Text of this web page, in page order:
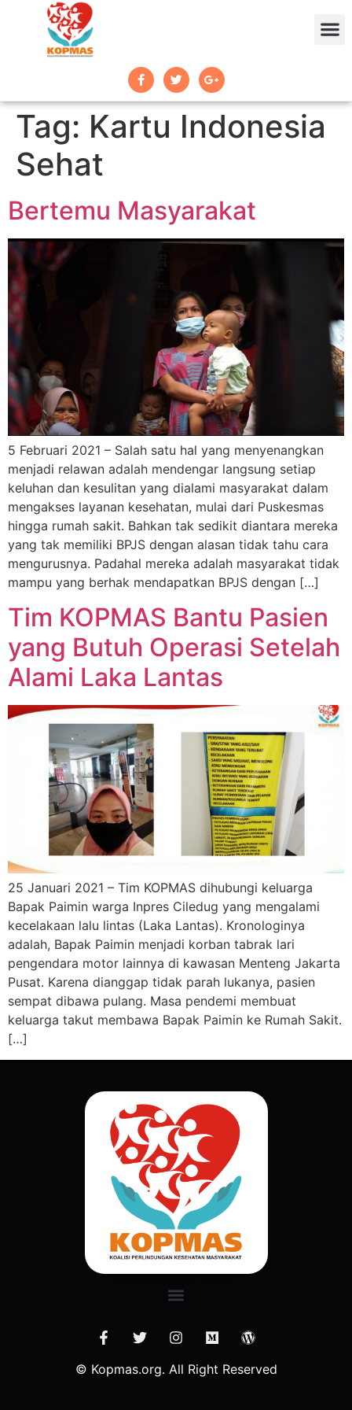
Tag: Kartu Indonesia
Sehat
Bertemu Masyarakat
5 Februari 2021 – Salah satu hal yang menyenangkan
menjadi relawan adalah mendengar langsung setiap
keluhan dan kesulitan yang dialami masyarakat dalam
mengakses layanan kesehatan, mulai dari Puskesmas
hingga rumah sakit. Bahkan tak sedikit diantara mereka
yang tak memiliki BPJS dengan alasan tidak tahu cara
mengurusnya. Padahal mereka adalah masyarakat tidak
mampu yang berhak mendapatkan BPJS dengan […]
Tim KOPMAS Bantu Pasien
yang Butuh Operasi Setelah
Alami Laka Lantas
25 Januari 2021 – Tim KOPMAS dihubungi keluarga
Bapak Paimin warga Inpres Ciledug yang mengalami
kecelakaan lalu lintas (Laka Lantas). Kronologinya
adalah, Bapak Paimin menjadi korban tabrak lari
pengendara motor lainnya di kawasan Menteng Jakarta
Pusat. Karena dianggap tidak parah lukanya, pasien
sempat dibawa pulang. Masa pendemi membuat
keluarga takut membawa Bapak Paimin ke Rumah Sakit.
[…]
© Kopmas.org. All Right Reserved